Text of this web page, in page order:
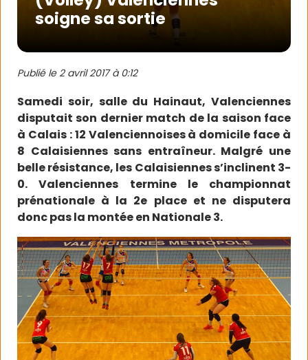
soigne sa sortie
Publié le2 avril 2017 à 0:12
Samedi soir, salle du Hainaut, Valenciennes
disputait son dernier match de la saison face
à Calais : 12 Valenciennoises à domicile face à
8 Calaisiennes sans entraîneur. Malgré une
belle résistance, les Calaisiennes s’inclinent 3-
0. Valenciennes termine le championnat
prénationale à la 2e place et ne disputera
donc pas la montée en Nationale 3.